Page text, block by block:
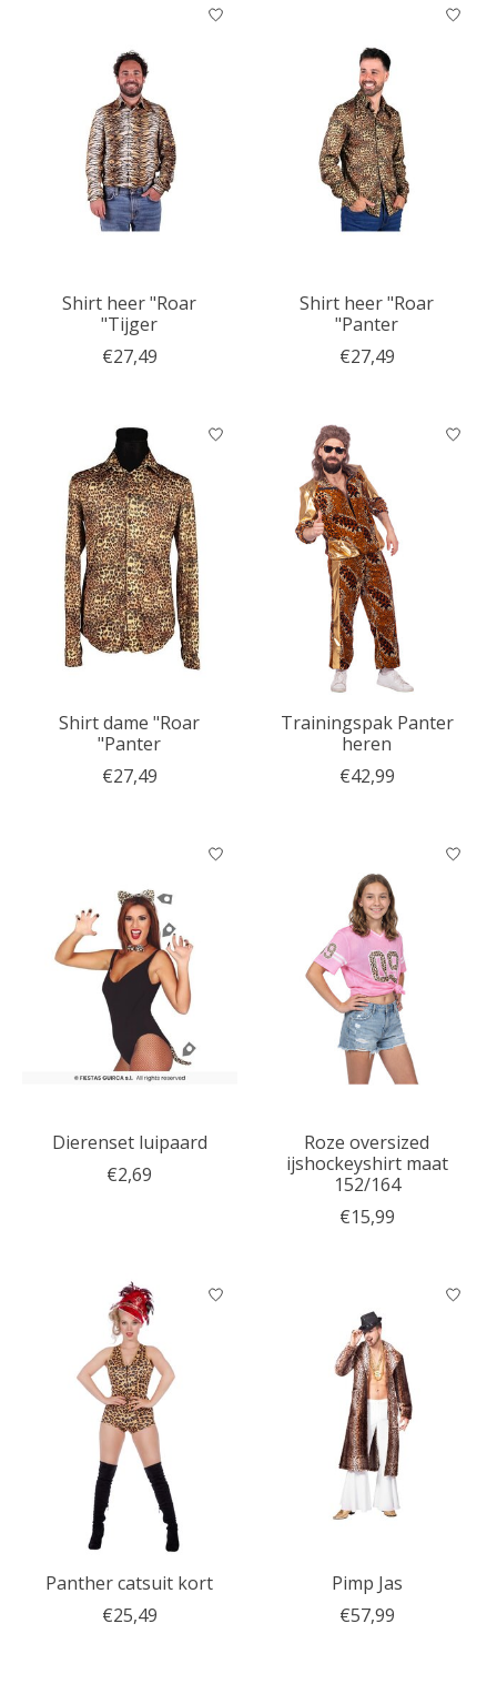
Shirt heer "Roar
"Tijger
€27,49
Shirt heer "Roar
"Panter
€27,49
Shirt dame "Roar
"Panter
€27,49
Trainingspak Panter
heren
€42,99
Dierenset luipaard
€2,69
Roze oversized
ijshockeyshirt maat
152/164
€15,99
Panther catsuit kort
€25,49
Pimp Jas
€57,99